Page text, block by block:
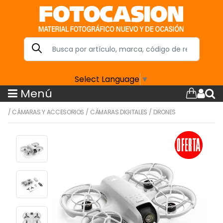
Select Language ▼
Menú
/ CÁMARAS Y ACCESORIOS / CÁMARAS DIGITALES / DRONES